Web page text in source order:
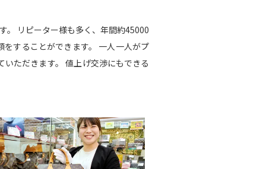
。 リピーター様も多く、年間約45000
することができます。 一人一人がプ
ただきます。 値上げ交渉にもできる